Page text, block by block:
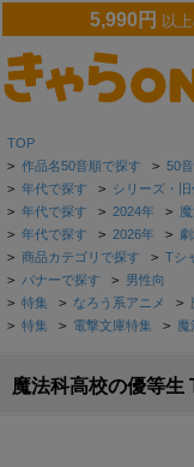
5,990円 以
TOP
> 作品名50音順で探す > 50
> 年代で探す > シリーズ・旧
> 年代で探す > 2024年 >
> 年代で探す > 2026年 >
> 商品カテゴリで探す > Tシ
> バナーで探す > 男性向
> 特集 > なろう系アニメ >
> 特集 > 電撃文庫特集 > 魔
魔法科高校の優等生